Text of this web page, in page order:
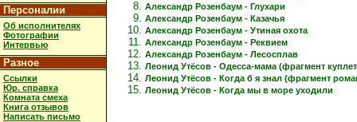
Персоналии
Об исполнителях
Фотографии
Интервью
Разное
Ссылки
Юр. справка
Комната смеха
Книга отзывов
Написать письмо
Александр Розенбаум - Глухари
Александр Розенбаум - Казачья
Александр Розенбаум - Утиная охота
Александр Розенбаум - Реквием
Александр Розенбаум - Лесосплав
Леонид Утёсов - Одесса-мама (фрагмент
Леонид Утёсов - Когда б я знал (фрагмент
Леонид Утёсов - Когда мы в море уходили